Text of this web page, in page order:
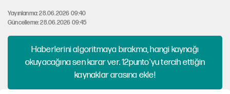
Yayınlanma: 28.06.2026 09:40
Güncelleme: 28.06.2026 09:45
Haberlerini algoritmaya bırakma, hangi kaynağı
okuyacağına sen karar ver. 12punto'yu tercih ettiğin
kaynaklar arasına ekle!